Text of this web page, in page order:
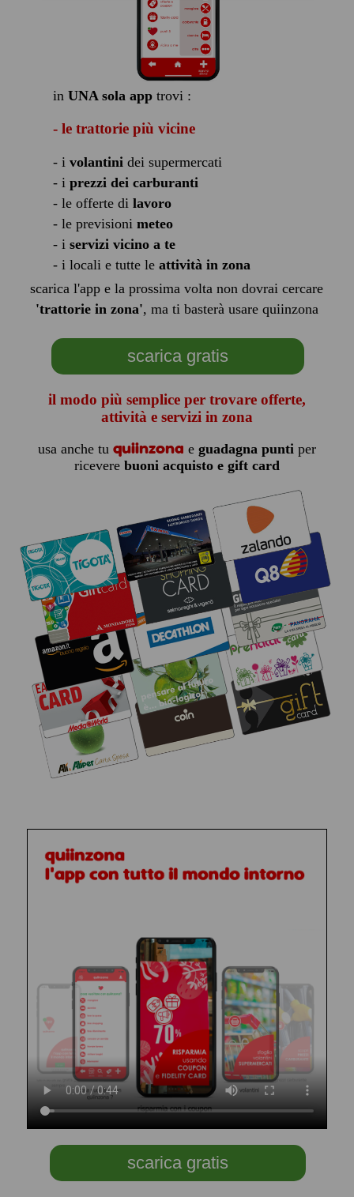
in UNA sola apptrovi :
- le trattorie più vicine
- i volantinidei supermercati
- i prezzi dei carburanti
- le offerte di lavoro
- le previsioni meteo
- i servizi vicino a te
- i locali e tutte le attività in zona
scarica l'app e la prossima volta non dovrai cercare
'trattorie in zona', ma ti basterà usare quiinzona
scarica gratis
il modo più semplice per trovare offerte,
attività e servizi in zona
usa anche tu quiinzona e guadagna puntiper
ricevere buoni acquisto e gift card
scarica gratis